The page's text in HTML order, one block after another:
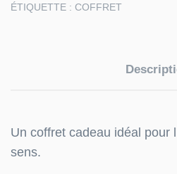
ÉTIQUETTE : COFFRET
Un coffret cadeau idéal pour
sens.